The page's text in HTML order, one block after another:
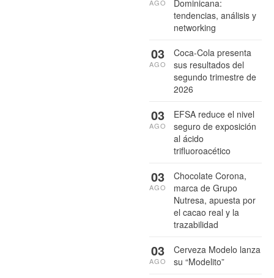
Dominicana:
tendencias, análisis y
networking
AGO
Coca-Cola presenta
sus resultados del
segundo trimestre de
2026
03
AGO
EFSA reduce el nivel
seguro de exposición
al ácido
trifluoroacético
03
AGO
Chocolate Corona,
marca de Grupo
Nutresa, apuesta por
el cacao real y la
trazabilidad
03
AGO
Cerveza Modelo lanza
su “Modelito”
03
AGO